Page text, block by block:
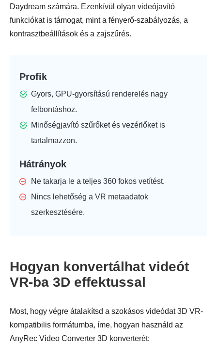
Daydream számára. Ezenkívül olyan videójavító
funkciókat is támogat, mint a fényerő-szabályozás, a
kontrasztbeállítások és a zajszűrés.
Profik
Gyors, GPU-gyorsítású renderelés nagy
felbontáshoz.
Minőségjavító szűrőket és vezérlőket is
tartalmazzon.
Hátrányok
Ne takarja le a teljes 360 fokos vetítést.
Nincs lehetőség a VR metaadatok
szerkesztésére.
Hogyan konvertálhat videót
VR-ba 3D effektussal
Most, hogy végre átalakítsd a szokásos videódat 3D VR-
kompatibilis formátumba, íme, hogyan használd az
AnyRec Video Converter 3D konverterét: